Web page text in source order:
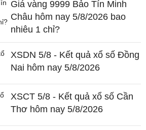
Giá vàng 9999 Bảo Tín Minh
Châu hôm nay 5/8/2026 bao
nhiêu 1 chỉ?
XSDN 5/8 - Kết quả xổ số Đồng
Nai hôm nay 5/8/2026
XSCT 5/8 - Kết quả xổ số Cần
Thơ hôm nay 5/8/2026